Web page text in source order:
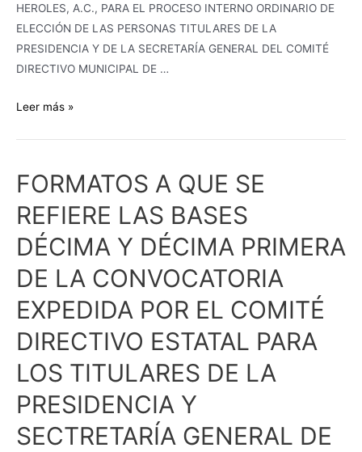
HEROLES, A.C., PARA EL PROCESO INTERNO ORDINARIO DE
ELECCIÓN DE LAS PERSONAS TITULARES DE LA
PRESIDENCIA Y DE LA SECRETARÍA GENERAL DEL COMITÉ
DIRECTIVO MUNICIPAL DE …
PRESIDENCIA
SECRETARÍA
DEL
DIRECTIVO
DE
ETCHOJOA,
PARTIDO
REVOLUCIONARIO
INSTITUCIONAL
DEL
ESTADO
DE
SONORA,
EL
Leer más »
FORMATOS A QUE SE
REFIERE LAS BASES
DÉCIMA Y DÉCIMA PRIMERA
DE LA CONVOCATORIA
EXPEDIDA POR EL COMITÉ
DIRECTIVO ESTATAL PARA
LOS TITULARES DE LA
PRESIDENCIA Y
SECTRETARÍA GENERAL DE